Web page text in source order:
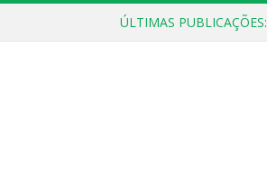
ÚLTIMAS PUBLICAÇÕES: